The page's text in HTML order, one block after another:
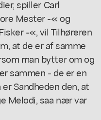
spiller Carl
Mester -« og
-«, vil Tilhøreren
at de er af samme
man bytter om og
sammen - de er en
Sandheden den, at
Melodi, saa nær var